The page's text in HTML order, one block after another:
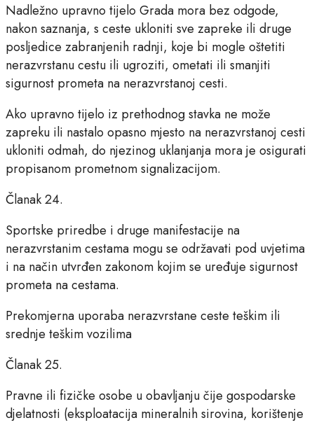
Nadležno upravno tijelo Grada mora bez odgode,
nakon saznanja, s ceste ukloniti sve zapreke ili druge
posljedice zabranjenih radnji, koje bi mogle oštetiti
nerazvrstanu cestu ili ugroziti, ometati ili smanjiti
sigurnost prometa na nerazvrstanoj cesti.
Ako upravno tijelo iz prethodnog stavka ne može
zapreku ili nastalo opasno mjesto na nerazvrstanoj cesti
ukloniti odmah, do njezinog uklanjanja mora je osigurati
propisanom prometnom signalizacijom.
Članak 24.
Sportske priredbe i druge manifestacije na
nerazvrstanim cestama mogu se održavati pod uvjetima
i na način utvrđen zakonom kojim se uređuje sigurnost
prometa na cestama.
Prekomjerna uporaba nerazvrstane ceste teškim ili
srednje teškim vozilima
Članak 25.
Pravne ili fizičke osobe u obavljanju čije gospodarske
djelatnosti (eksploatacija mineralnih sirovina, korištenje